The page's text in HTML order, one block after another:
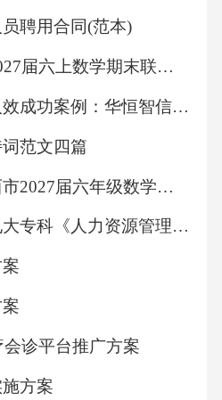
核心词汇
短裙）,trousers（裤子）,
外套）,sweater（毛衣）,ha
）形容词：cool（酷的）,
新的）,old（旧的）,big
短语：puton（穿上）,ta
（看起来很酷）重点句型
（你穿着什
shirt.（我穿着一件新T
穿上你的外套。）Youlo
！）核心语法wear的用
聘用合同(范本)
宜昌市虎亭区2027届六上数学期末联考模拟试题含解析
机械制造行业人效成功案例：华恒智信破解人员流失成本高
范文四篇
广西百色市靖西市2027届六年级数学第一学期期末质量跟踪监视试题含解析
国家开放大学电大专科《人力资源管理》2026期末试题及答案(试卷号：2195)
诊平台推广方案
方案